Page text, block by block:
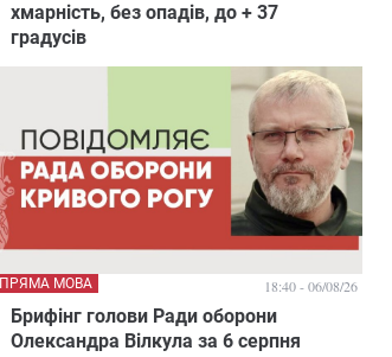
хмарність, без опадів, до + 37
градусів
Брифінг голови Ради оборони
Олександра Вілкула за 6 серпня
ПРЯМА МОВА 18:40 - 06/08/26